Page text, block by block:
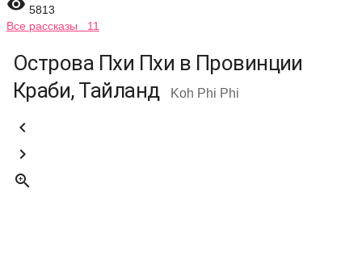
 5813
Все рассказы 11
Острова Пхи Пхи в Провинции
Краби, Тайланд
Koh Phi Phi


